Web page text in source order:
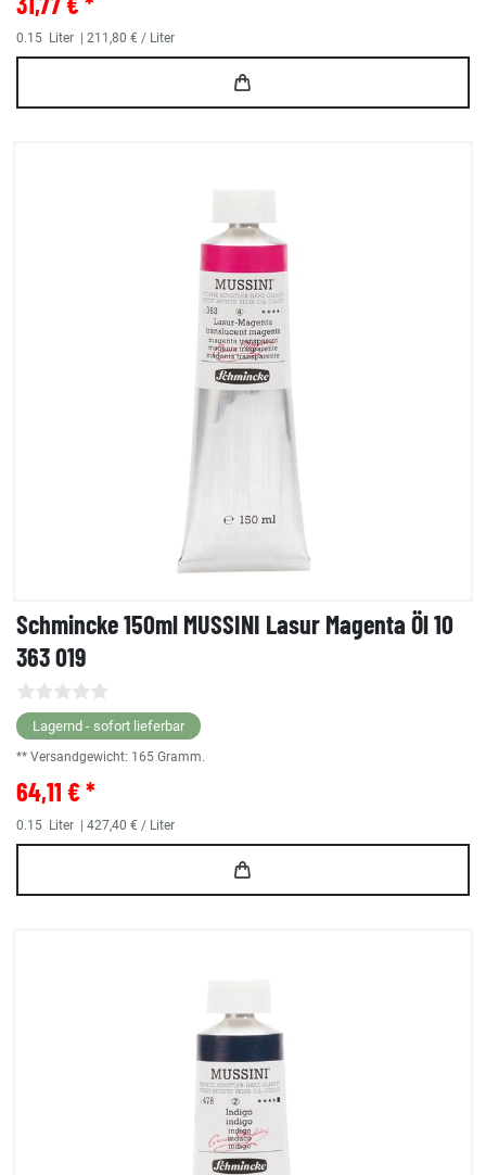
0.15 Liter | 211,80 € / Liter
Schmincke 150ml MUSSINI Lasur Magenta Öl 10
363 019
Lagernd - sofort lieferbar
** Versandgewicht: 165 Gramm.
64,11 € *
0.15 Liter | 427,40 € / Liter